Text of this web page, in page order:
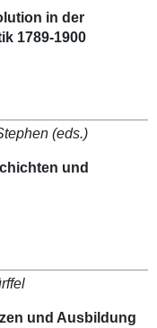
in der
1789-1900
(eds.)
und
und Ausbildung